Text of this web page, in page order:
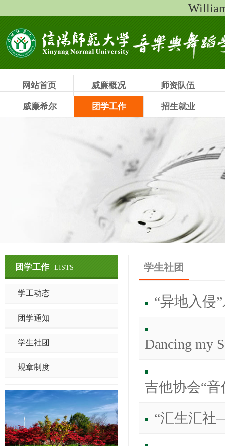
网站首页 威廉概况 师资队伍
威廉希尔 团学工作 招生就业
团学工作 LISTS
学工动态
团学通知
学生社团
规章制度
学生社团
“异地入侵
Dancing my
吉他协会“
“汇生汇社